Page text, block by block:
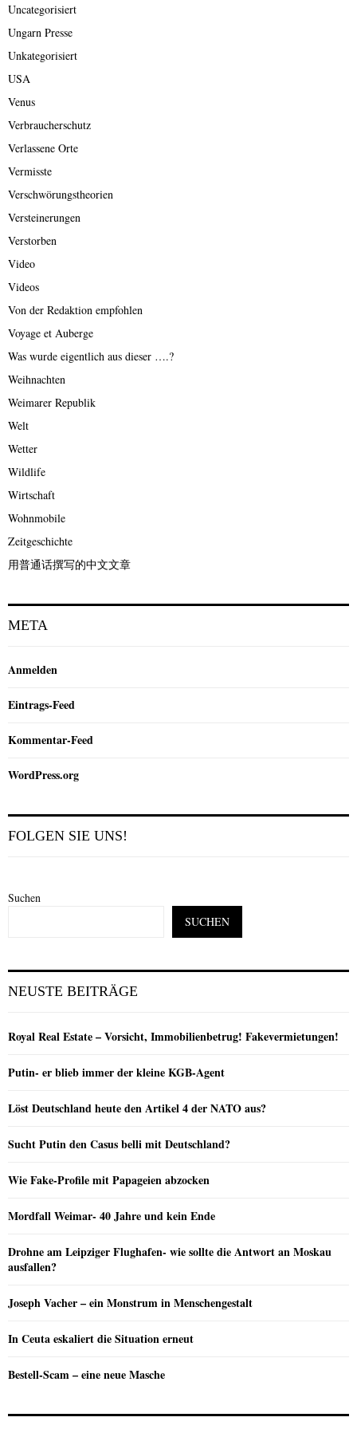
Uncategorisiert
Ungarn Presse
Unkategorisiert
USA
Venus
Verbraucherschutz
Verlassene Orte
Vermisste
Verschwörungstheorien
Versteinerungen
Verstorben
Video
Videos
Von der Redaktion empfohlen
Voyage et Auberge
Was wurde eigentlich aus dieser ….?
Weihnachten
Weimarer Republik
Welt
Wetter
Wildlife
Wirtschaft
Wohnmobile
Zeitgeschichte
用普通话撰写的中文文章
META
Anmelden
Eintrags-Feed
Kommentar-Feed
WordPress.org
FOLGEN SIE UNS!
Suchen
SUCHEN
NEUSTE BEITRÄGE
Royal Real Estate – Vorsicht, Immobilienbetrug! Fakevermietungen!
Putin- er blieb immer der kleine KGB-Agent
Löst Deutschland heute den Artikel 4 der NATO aus?
Sucht Putin den Casus belli mit Deutschland?
Wie Fake-Profile mit Papageien abzocken
Mordfall Weimar- 40 Jahre und kein Ende
Drohne am Leipziger Flughafen- wie sollte die Antwort an Moskau
ausfallen?
Joseph Vacher – ein Monstrum in Menschengestalt
In Ceuta eskaliert die Situation erneut
Bestell-Scam – eine neue Masche